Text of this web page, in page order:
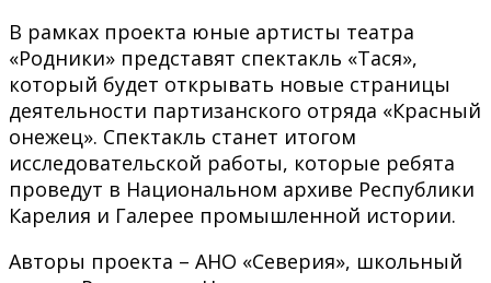
В рамках проекта юные артисты театра
«Родники» представят спектакль «Тася»,
который будет открывать новые страницы
деятельности партизанского отряда «Красный
онежец». Спектакль станет итогом
исследовательской работы, которые ребята
проведут в Национальном архиве Республики
Карелия и Галерее промышленной истории.
Авторы проекта – АНО «Северия», школьный